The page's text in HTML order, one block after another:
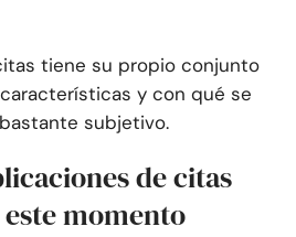
tiene su propio conjunto
y con qué se
subjetivo.
de citas
momento